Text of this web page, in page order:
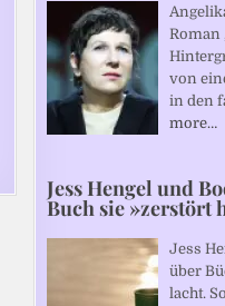
Roman
von
in den
more…
Jess Hengel und
Buch sie »zerstört
Jess
über
lacht.